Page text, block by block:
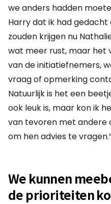
we anders hadden
Harry dat ik had
zouden krijgen nu
wat meer rust, maar het
van de initiatiefnemers,
vraag of opmerking
Natuurlijk is het een
ook leuk is, maar kon ik
van tevoren met andere
om hen advies te
We kunnen
de prioriteiten